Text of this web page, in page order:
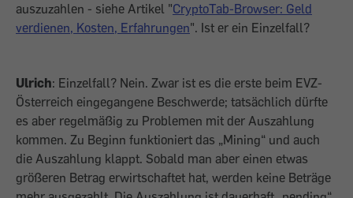
auszuzahlen - siehe Artikel "CryptoTab-Browser: Geld
verdienen, Kosten, Erfahrungen". Ist er ein Einzelfall?
Ulrich: Einzelfall? Nein. Zwar ist es die erste beim EVZ-
Österreich eingegangene Beschwerde; tatsächlich dürfte
es aber regelmäßig zu Problemen mit der Auszahlung
kommen. Zu Beginn funktioniert das „Mining“ und auch
die Auszahlung klappt. Sobald man aber einen etwas
größeren Betrag erwirtschaftet hat, werden keine Beträge